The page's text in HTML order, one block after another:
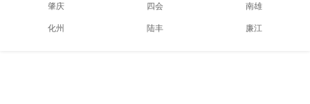
肇庆 四会 南雄
化州 陆丰 廉江